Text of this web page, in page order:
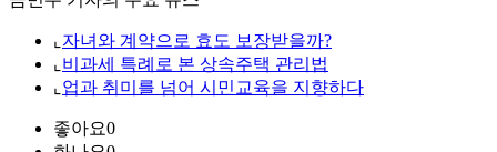
⌞ 자녀와 계약으로 효도 보장받을까?
⌞ 비과세 특례로 본 상속주택 관리법
⌞ 업과 취미를 넘어 시민교육을 지향하다
좋아요0